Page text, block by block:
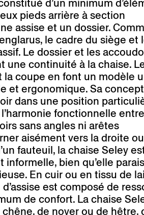
d’un minimum
pieds arrière à section
assise et un dossier.
le cadre du siège et
Le dossier et les
une continuité à la chaise.
coupe en font un modèle
et ergonomique. Sa
dans une position
fonctionnelle
sans angles ni arêtes
aisément vers la droite
fauteuil, la chaise Seley
bien qu’elle
En cuir ou en tissu de
est composé de
de confort. La chaise
de noyer ou de hêtre,